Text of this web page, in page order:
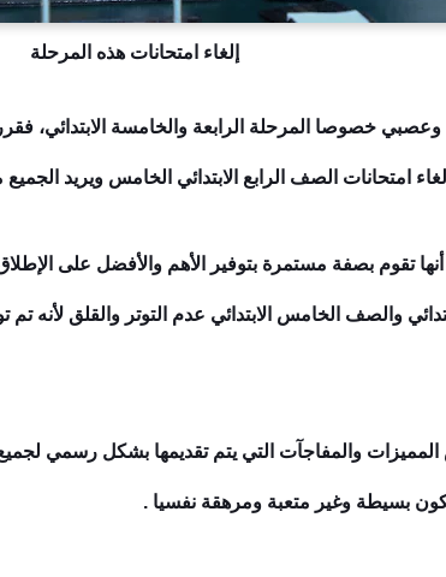
إلغاء امتحانات هذه المرحلة
خصوصا المرحلة الرابعة والخامسة الابتدائي،
امتحانات الصف الرابع الابتدائي الخامس ويريد
أنها تقوم بصفة مستمرة بتوفير الأهم والأفضل على
والصف الخامس الابتدائي عدم التوتر والقلق
والمفاجآت التي يتم تقديمها بشكل رسمي
بسيطة وغير متعبة ومرهقة نفسيا .